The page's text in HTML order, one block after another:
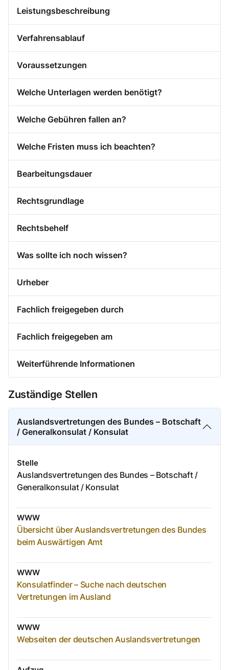
Leistungsbeschreibung
Verfahrensablauf
Voraussetzungen
Welche Unterlagen werden benötigt?
Welche Gebühren fallen an?
Welche Fristen muss ich beachten?
Bearbeitungsdauer
Rechtsgrundlage
Rechtsbehelf
Was sollte ich noch wissen?
Urheber
Fachlich freigegeben durch
Fachlich freigegeben am
Weiterführende Informationen
Zuständige Stellen
Auslandsvertretungen des Bundes – Botschaft
/ Generalkonsulat / Konsulat
Stelle
Auslandsvertretungen des Bundes – Botschaft /
Generalkonsulat / Konsulat
WWW
Übersicht über Auslandsvertretungen des Bundes
beim Auswärtigen Amt
WWW
Konsulatfinder – Suche nach deutschen
Vertretungen im Ausland
WWW
Webseiten der deutschen Auslandsvertretungen